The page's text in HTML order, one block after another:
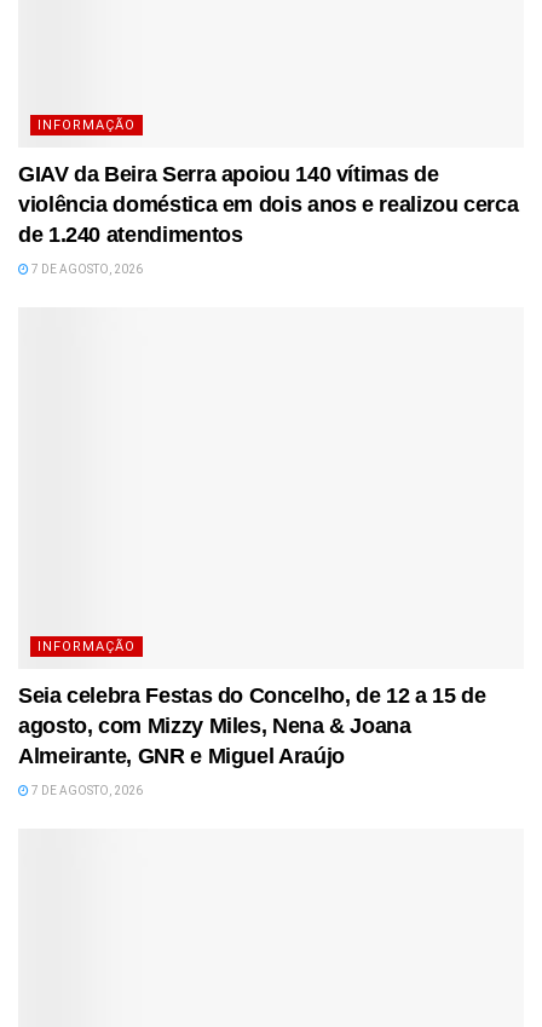
INFORMAÇÃO
GIAV da Beira Serra apoiou 140 vítimas de
violência doméstica em dois anos e realizou cerca
de 1.240 atendimentos
7 DE AGOSTO, 2026
INFORMAÇÃO
Seia celebra Festas do Concelho, de 12 a 15 de
agosto, com Mizzy Miles, Nena & Joana
Almeirante, GNR e Miguel Araújo
7 DE AGOSTO, 2026